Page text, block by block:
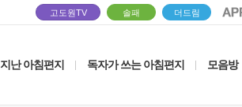
고도원TV 솔패 더드림
지난 아침편지 독자가 쓰는 아침편지 모음방